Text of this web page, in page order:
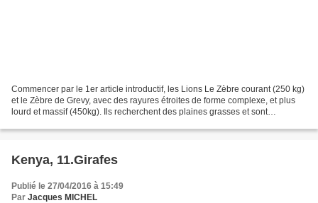
Commencer par le 1er article introductif, les Lions Le Zèbre courant (250 kg)
et le Zèbre de Grevy, avec des rayures étroites de forme complexe, et plus
lourd et massif (450kg). Ils recherchent des plaines grasses et sont
Kenya, 11.Girafes
Publié le 27/04/2016 à 15:49
Par Jacques MICHEL